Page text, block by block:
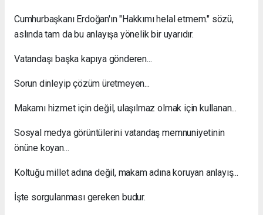
Cumhurbaşkanı Erdoğan'ın "Hakkımı helal etmem." sözü,
aslında tam da bu anlayışa yönelik bir uyarıdır.
Vatandaşı başka kapıya gönderen...
Sorun dinleyip çözüm üretmeyen...
Makamı hizmet için değil, ulaşılmaz olmak için kullanan...
Sosyal medya görüntülerini vatandaş memnuniyetinin
önüne koyan...
Koltuğu millet adına değil, makam adına koruyan anlayış...
İşte sorgulanması gereken budur.